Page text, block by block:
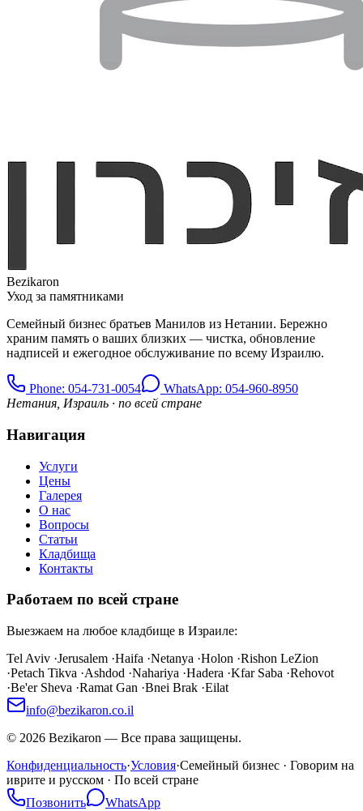
Bezikaron
Уход за памятниками
Семейный бизнес братьев Манилов из Нетании. Бережно
храним память о ваших близких — чистка, обновление
надписей и ежегодное обслуживание по всему Израилю.
Phone: 054-731-0054
WhatsApp: 054-960-8950
Нетания, Израиль · по всей стране
Навигация
Услуги
Цены
Галерея
О нас
Вопросы
Статьи
Кладбища
Контакты
Работаем по всей стране
Выезжаем на любое кладбище в Израиле:
Tel Aviv ·Jerusalem ·Haifa ·Netanya ·Holon ·Rishon LeZion
·Petach Tikva ·Ashdod ·Nahariya ·Hadera ·Kfar Saba ·Rehovot
·Be'er Sheva ·Ramat Gan ·Bnei Brak ·Eilat
info@bezikaron.co.il
© 2026 Bezikaron — Все права защищены.
Конфиденциальность·Условия·Семейный бизнес · Говорим на
иврите и русском · По всей стране
Позвонить
WhatsApp